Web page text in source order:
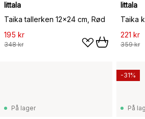
Iittala
Taika tallerken 12x24 cm, Rød
195 kr
348 kr
Iittala
Taika
221 kr
359 kr
På lager På
-31%